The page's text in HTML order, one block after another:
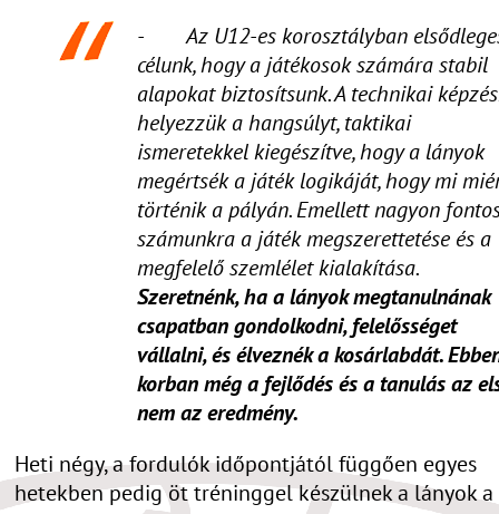
- Az U12-es korosztályban
célunk, hogy a játékosok számára stabil
alapokat biztosítsunk. A technikai
helyezzük a hangsúlyt, taktikai
ismeretekkel kiegészítve, hogy a lányok
megértsék a játék logikáját, hogy mi
történik a pályán. Emellett nagyon
számunkra a játék megszerettetése és a
megfelelő szemlélet kialakítása.
Szeretnénk, ha a lányok megtanulnának
csapatban gondolkodni, felelősséget
vállalni, és élveznék a kosárlabdát.
korban még a fejlődés és a tanulás az
nem az eredmény.
Heti négy, a fordulók időpontjától függően egyes
hetekben pedig öt tréninggel készülnek a lányok a